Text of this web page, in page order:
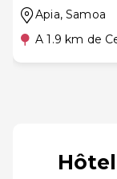
Apia, Samoa
A 1.9 km de